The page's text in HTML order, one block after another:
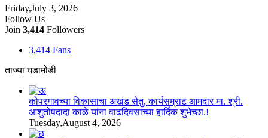
Friday,July 3, 2026
Follow Us
Join 3,414 Followers
3,414 Fans
ताज्या घडामोडी
कोपरगावच्या विकासाचा अखंड सेतु, कार्यसम्राट आमदार मा. श्री.
आशुतोषदादा काळे यांना वाढदिवसाच्या हार्दिक शुभेच्छा.!
Tuesday,August 4, 2026